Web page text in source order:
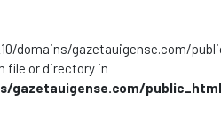
domains/gazetauigense.com/
file or directory in
gazetauigense.com/